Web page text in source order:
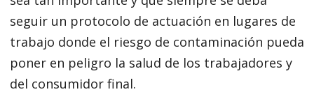
seguir un protocolo de actuación en lugares de
trabajo donde el riesgo de contaminación pueda
poner en peligro la salud de los trabajadores y
del consumidor final.